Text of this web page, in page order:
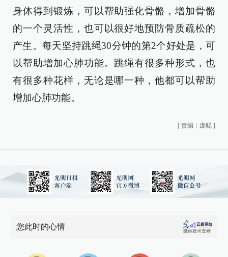
身体得到锻炼，可以帮助强化骨骼，增加骨骼
的一个灵活性，也可以很好地预防骨质疏松的
产生。每天坚持跳绳30分钟的第2个好处是，可
以帮助增加心肺功能。跳绳有很多种形式，也
有很多种花样，无论是哪一种，他都可以帮助
增加心肺功能。
[ 责编：庞聪 ]
您此时的心情